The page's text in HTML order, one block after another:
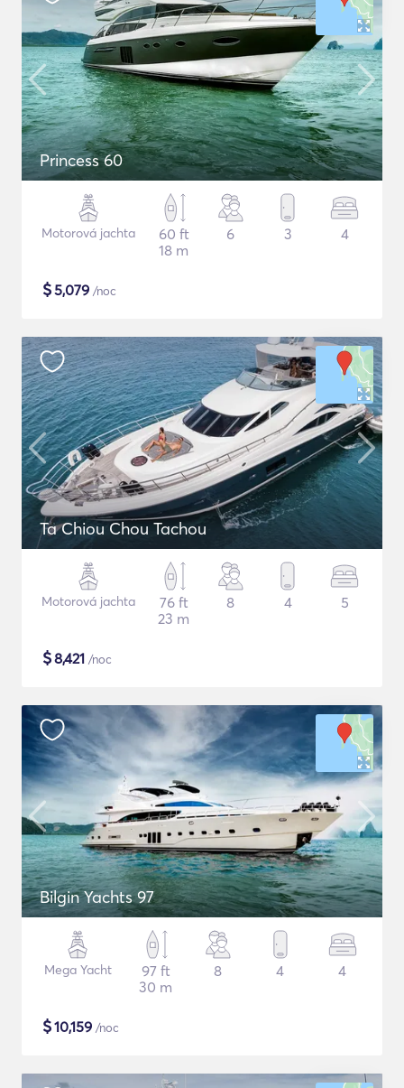
Princess 60
Motorová jachta
60 ft
18 m
6 3 4
$5,079 /noc
Ta Chiou Chou Tachou
Motorová jachta
76 ft
23 m
8 4 5
$8,421 /noc
Bilgin Yachts 97
Mega Yacht
97 ft
30 m
8 4 4
$10,159 /noc